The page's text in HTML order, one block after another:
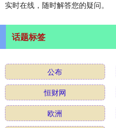
实时在线，随时解答您的疑问。
话题标签
公布
恒财网
欧洲